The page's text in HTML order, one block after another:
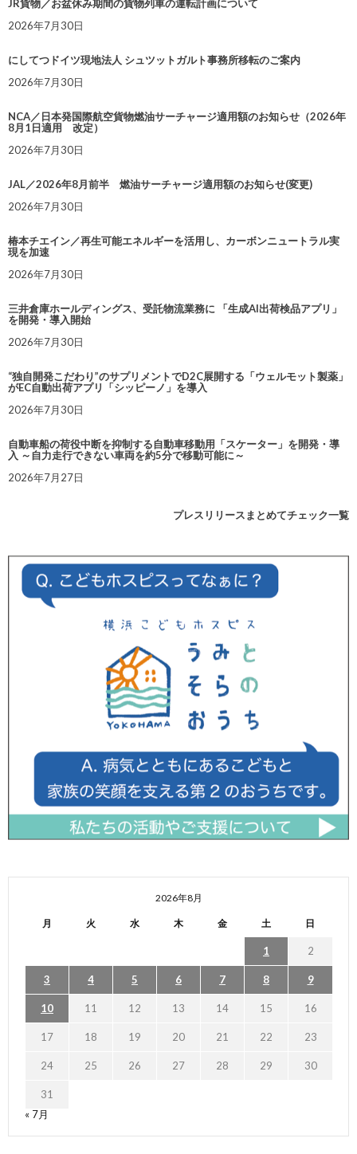
JR貨物／お盆休み期間の貨物列車の運転計画について
2026年7月30日
にしてつドイツ現地法人 シュツットガルト事務所移転のご案内
2026年7月30日
NCA／日本発国際航空貨物燃油サーチャージ適用額のお知らせ（2026年
8月1日適用 改定）
2026年7月30日
JAL／2026年8月前半 燃油サーチャージ適用額のお知らせ(変更)
2026年7月30日
椿本チエイン／再生可能エネルギーを活用し、カーボンニュートラル実
現を加速
2026年7月30日
三井倉庫ホールディングス、受託物流業務に 「生成AI出荷検品アプリ」
を開発・導入開始
2026年7月30日
“独自開発こだわり”のサプリメントでD2C展開する「ウェルモット製薬」
がEC自動出荷アプリ「シッピーノ」を導入
2026年7月30日
自動車船の荷役中断を抑制する自動車移動用「スケーター」を開発・導
入 ～自力走行できない車両を約5分で移動可能に～
2026年7月27日
プレスリリースまとめてチェック一覧
2026年8月
月 火 水 木 金 土 日
1 2
3 4 5 6 7 8 9
10 11 12 13 14 15 16
17 18 19 20 21 22 23
24 25 26 27 28 29 30
31
« 7月